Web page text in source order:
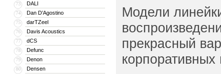
73 DALI
74 Dan D’Agostino
75 darTZeel
76 Davis Acoustics
77 dCS
78 Defunc
79 Denon
80 Densen
Модели
прекрасный